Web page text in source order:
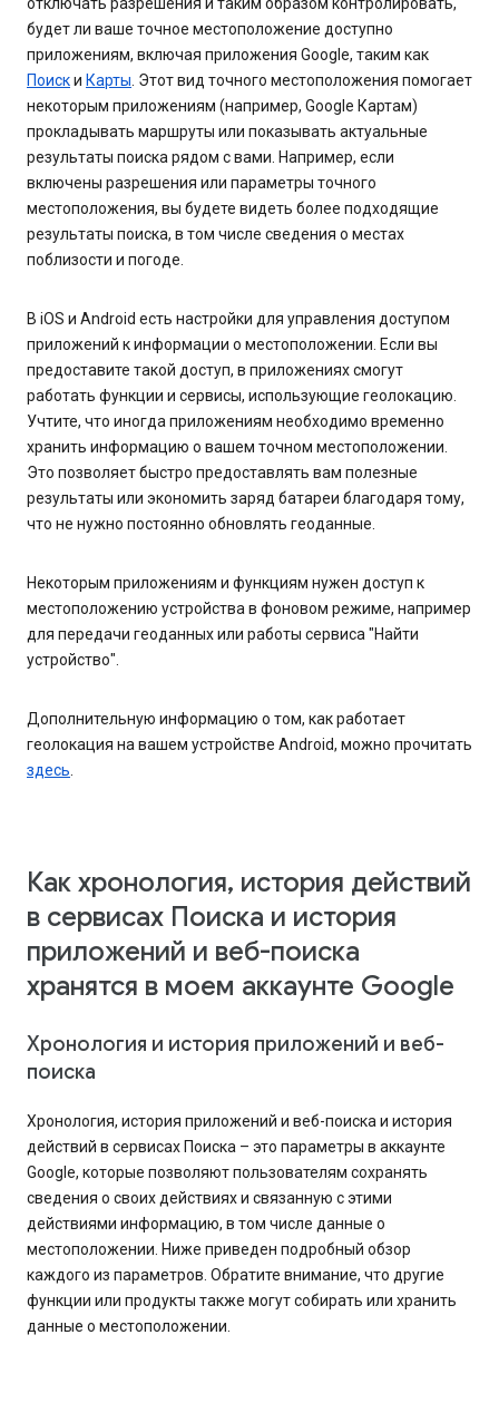
отключать разрешения и таким образом контролировать,
будет ли ваше точное местоположение доступно
приложениям, включая приложения Google, таким как
Поиски Карты. Этот вид точного местоположения помогает
некоторым приложениям (например, Google Картам)
прокладывать маршруты или показывать актуальные
результаты поиска рядом с вами. Например, если
включены разрешения или параметры точного
местоположения, вы будете видеть более подходящие
результаты поиска, в том числе сведения о местах
поблизости и погоде.
В iOS и Android есть настройки для управления доступом
приложений к информации о местоположении. Если вы
предоставите такой доступ, в приложениях смогут
работать функции и сервисы, использующие геолокацию.
Учтите, что иногда приложениям необходимо временно
хранить информацию о вашем точном местоположении.
Это позволяет быстро предоставлять вам полезные
результаты или экономить заряд батареи благодаря тому,
что не нужно постоянно обновлять геоданные.
Некоторым приложениям и функциям нужен доступ к
местоположению устройства в фоновом режиме, например
для передачи геоданных или работы сервиса "Найти
устройство".
Дополнительную информацию о том, как работает
геолокация на вашем устройстве Android, можно прочитать
здесь.
Как хронология, история действий
в сервисах Поиска и история
приложений и веб-поиска
хранятся в моем аккаунте Google
Хронология и история приложений и веб-
поиска
Хронология, история приложений и веб-поиска и история
действий в сервисах Поиска – это параметры в аккаунте
Google, которые позволяют пользователям сохранять
сведения о своих действиях и связанную с этими
действиями информацию, в том числе данные о
местоположении. Ниже приведен подробный обзор
каждого из параметров. Обратите внимание, что другие
функции или продукты также могут собирать или хранить
данные о местоположении.